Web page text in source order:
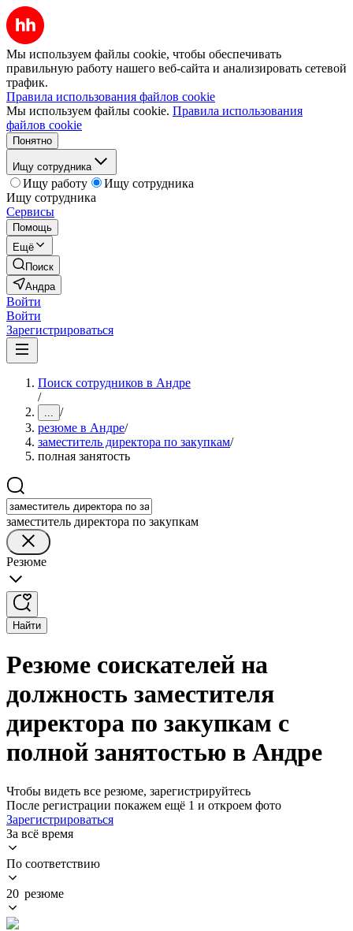
Мы используем файлы cookie, чтобы обеспечивать
правильную работу нашего веб-сайта и анализировать сетевой
трафик.
Правила использования файлов cookie
Мы используем файлы cookie. Правила использования
файлов cookie
Понятно
Ищу сотрудника
Ищу работу
Ищу сотрудника
Ищу сотрудника
Сервисы
Помощь
Ещё
Поиск
Андра
Войти
Войти
Зарегистрироваться
Поиск сотрудников в Андре
/
... /
резюме в Андре/
заместитель директора по закупкам/
полная занятость
заместитель директора по закупкам
Резюме
Найти
Резюме соискателей на
должность заместителя
директора по закупкам с
полной занятостью в Андре
Чтобы видеть все резюме, зарегистрируйтесь
После регистрации покажем ещё 1 и откроем фото
Зарегистрироваться
За всё время
По соответствию
20 резюме